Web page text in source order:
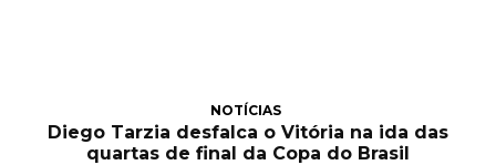
NOTÍCIAS
Diego Tarzia desfalca o Vitória na ida das
quartas de final da Copa do Brasil